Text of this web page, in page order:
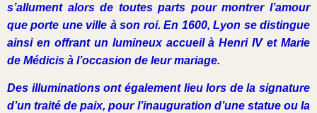
s’allument alors de toutes parts pour montrer l’amour
que porte une ville à son roi. En 1600, Lyon se distingue
ainsi en offrant un lumineux accueil à Henri IV et Marie
de Médicis à l’occasion de leur mariage.
Des illuminations ont également lieu lors de la signature
d’un traité de paix, pour l’inauguration d’une statue ou la